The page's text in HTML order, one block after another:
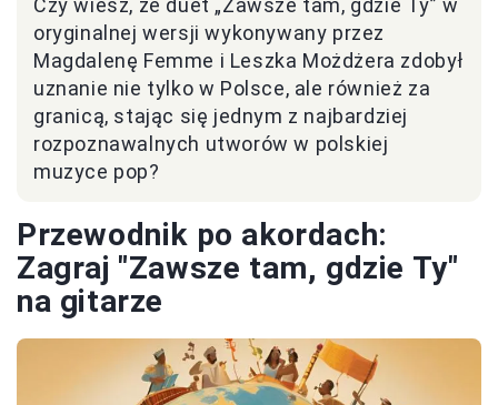
Czy wiesz, że duet „Zawsze tam, gdzie Ty” w
oryginalnej wersji wykonywany przez
Magdalenę Femme i Leszka Możdżera zdobył
uznanie nie tylko w Polsce, ale również za
granicą, stając się jednym z najbardziej
rozpoznawalnych utworów w polskiej
muzyce pop?
Przewodnik po akordach:
Zagraj "Zawsze tam, gdzie Ty"
na gitarze